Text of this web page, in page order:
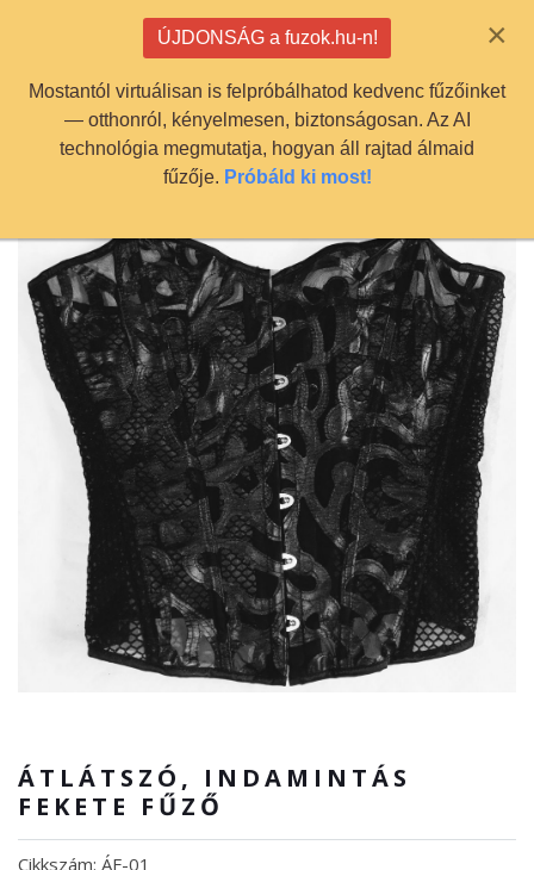
info@fuzok.hu
ÁTLÁTSZÓ, INDAMINTÁS
FEKETE FŰZŐ
Cikkszám: ÁF-01
×
ÚJDONSÁG a fuzok.hu-n!
Mostantól virtuálisan is felpróbálhatod kedvenc fűzőinket
— otthonról, kényelmesen, biztonságosan. Az AI
technológia megmutatja, hogyan áll rajtad álmaid
fűzője. Próbáld ki most!